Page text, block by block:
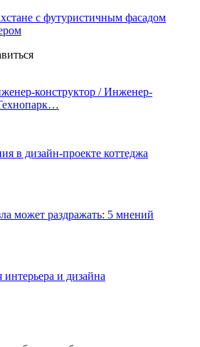
с футуристичным фасадом
конструктор / Инженер-
в дизайн-проекте коттеджа
может раздражать: 5 мнений
и дизайна